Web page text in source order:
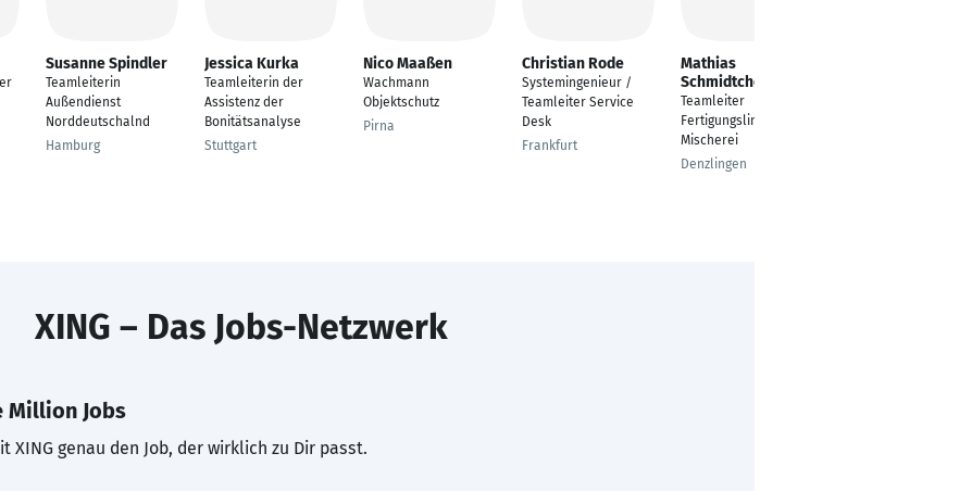
Susanne Spindler
Teamleiterin
Außendienst
Norddeutschalnd
Hamburg
Jessica Kurka
Teamleiterin der
Assistenz der
Bonitätsanalyse
Stuttgart
Nico Maaßen
Wachmann
Objektschutz
Pirna
Christian Rode
Systemingenieur /
Teamleiter Service
Desk
Frankfurt
Mathias
Schmidtchen
Teamleiter
Fertigungslinie
Mischerei
Denzlingen
XING – Das Jobs-Netzwerk
Million Jobs
XING genau den Job, der wirklich zu Dir passt.